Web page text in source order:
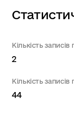
Кількість записів
2
Кількість записів
44